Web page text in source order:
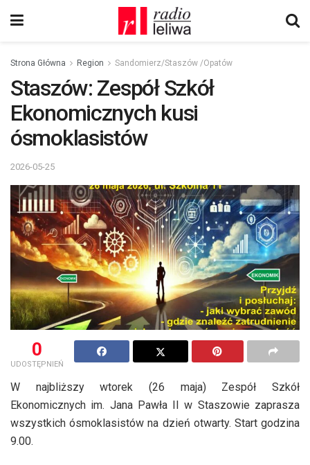
Strona Główna Region Sandomierz/Staszów /Opatów
Staszów: Zespół Szkół
Ekonomicznych kusi
ósmoklasistów
2026-05-25
0
UDOSTĘPNIEŃ
W najbliższy wtorek (26 maja) Zespół Szkół
Ekonomicznych im. Jana Pawła II w Staszowie zaprasza
wszystkich ósmoklasistów na dzień otwarty. Start godzina
9.00.